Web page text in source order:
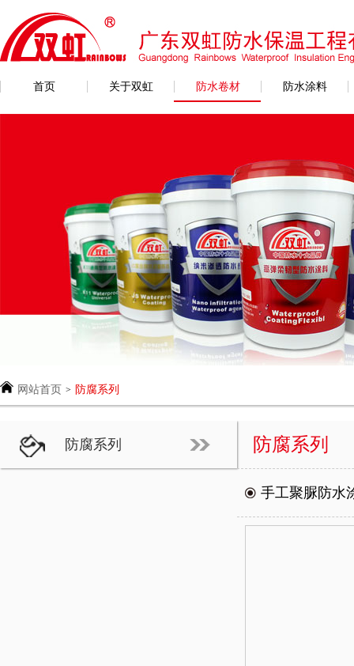
首页 关于双虹 防水卷材 防水涂料
网站首页 > 防腐系列
防腐系列 防腐系列
手工聚脲防水